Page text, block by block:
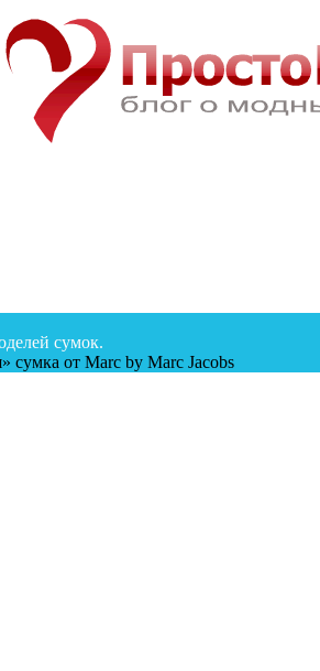
сумок.
сумка от Marc by Marc Jacobs